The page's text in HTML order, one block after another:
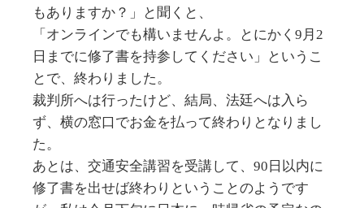
もありますか？」と聞くと、
「オンラインでも構いませんよ。とにかく9月2
日までに修了書を持参してください」というこ
とで、終わりました。
裁判所へは行ったけど、結局、法廷へは入ら
ず、横の窓口でお金を払って終わりとなりまし
た。
あとは、交通安全講習を受講して、90日以内に
修了書を出せば終わりということのようです